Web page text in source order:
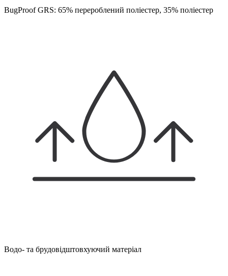
BugProof GRS: 65% перероблений поліестер, 35% поліестер
Водо- та брудовідштовхуючий матеріал